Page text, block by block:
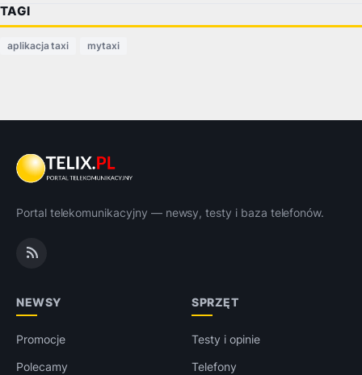
TAGI
aplikacja taxi mytaxi
Portal telekomunikacyjny — newsy, testy i baza telefonów.
NEWSY
Promocje
Polecamy
SPRZĘT
Testy i opinie
Telefony